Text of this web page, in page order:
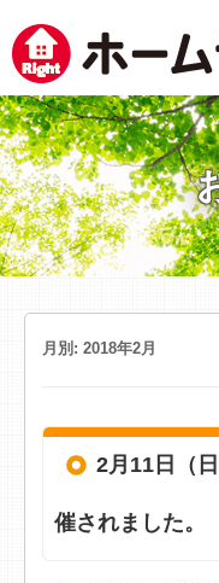
月別: 2018年2月
2月11日（
催されました。